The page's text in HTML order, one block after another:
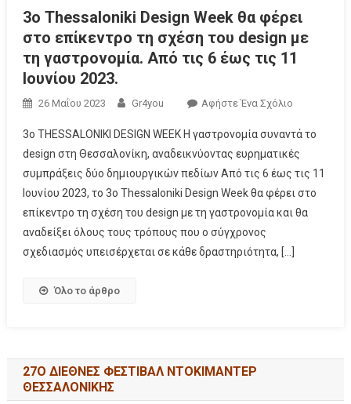
3ο Thessaloniki Design Week θα φέρει
στο επίκεντρο τη σχέση του design με
τη γαστρονομία. Από τις 6 έως τις 11
Ιουνίου 2023.
26 Μαΐου 2023 Gr4you Αφήστε Ένα Σχόλιο
3ο THESSALONIKI DESIGN WEEK Η γαστρονομία συναντά το
design στη Θεσσαλονίκη, αναδεικνύοντας ευρηματικές
συμπράξεις δύο δημιουργικών πεδίων Από τις 6 έως τις 11
Ιουνίου 2023, το 3ο Thessaloniki Design Week θα φέρει στο
επίκεντρο τη σχέση του design με τη γαστρονομία και θα
αναδείξει όλους τους τρόπους που ο σύγχρονος
σχεδιασμός υπεισέρχεται σε κάθε δραστηριότητα, […]
Όλο το άρθρο
27Ο ΔΙΕΘΝΕΣ ΦΕΣΤΙΒΑΛ ΝΤΟΚΙΜΑΝΤΕΡ
ΘΕΣΣΑΛΟΝΙΚΗΣ